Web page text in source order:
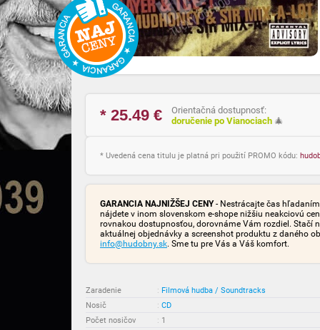
* 25.49 €
Orientačná dostupnosť:
doručenie po Vianociach 🎄
* Uvedená cena titulu je platná pri použití PROMO kódu:
GARANCIA NAJNIŽŠEJ CENY- Nestrácajte čas
nájdete v inom slovenskom e-shope nižšiu neakciovú
rovnakou dostupnosťou, dorovnáme Vám rozdiel. Stačí
aktuálnej objednávky a screenshot produktu z daného
info@hudobny.sk. Sme tu pre Vás a Váš komfort.
Zaradenie : Filmová hudba / Soundtracks
Nosič
: CD
Počet nosičov
: 1